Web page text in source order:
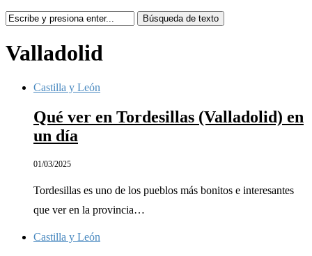
Valladolid
Castilla y León
Qué ver en Tordesillas (Valladolid) en
un día
01/03/2025
Tordesillas es uno de los pueblos más bonitos e interesantes
que ver en la provincia…
Castilla y León